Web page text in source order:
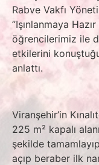
Rabve Vakfı
”Işınlanmaya
öğrencilerimiz ile
etkilerini
anlattı.
Viranşehir’in
225 m² kapalı
şekilde
açıp beraber ilk